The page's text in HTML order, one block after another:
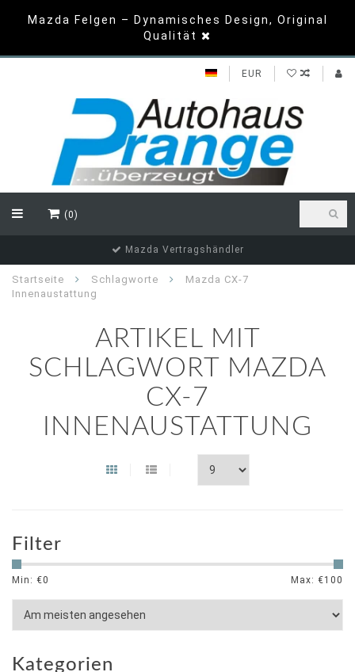
Mazda Felgen – Dynamisches Design, Original
Qualität
EUR
(0)
Mazda Vertragshändler
Startseite Schlagworte
Mazda CX-7
Innenaustattung
ARTIKEL MIT
SCHLAGWORT MAZDA
CX-7
INNENAUSTATTUNG
Filter
Min: €0 Max: €100
Kategorien